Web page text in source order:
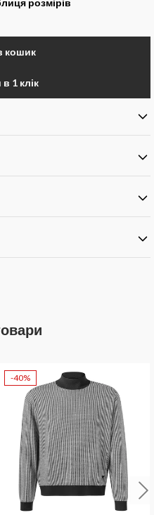
кошик
1 клік
-40%